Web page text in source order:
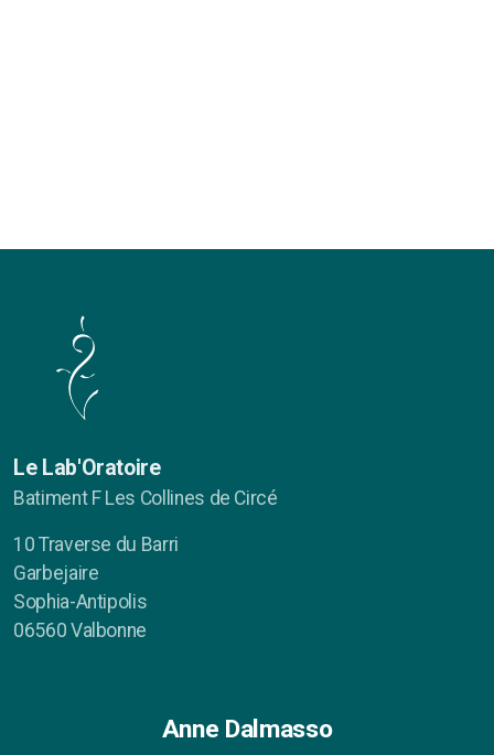
Le Lab'Oratoire
Batiment F Les Collines de Circé
10 Traverse du Barri
Garbejaire
Sophia-Antipolis
06560 Valbonne
Anne Dalmasso